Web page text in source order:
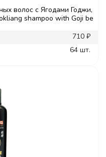
волос с Ягодами Годжи,
shampoo with Goji be
710 ₽
64 шт.